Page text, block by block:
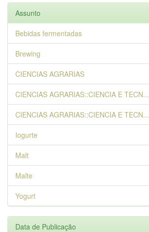
Assunto
Bebidas fermentadas
Brewing
CIENCIAS AGRARIAS
CIENCIAS AGRARIAS::CIENCIA E TECN...
CIENCIAS AGRARIAS::CIENCIA E TECN...
Iogurte
Malt
Malte
Yogurt
Data de Publicação